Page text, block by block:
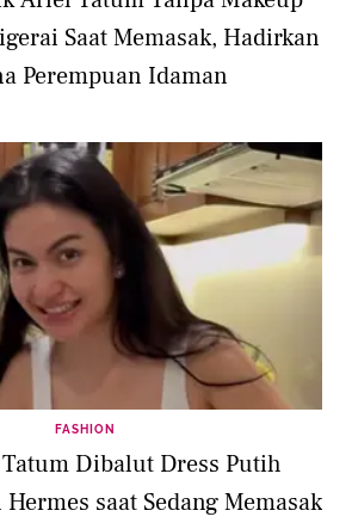
Saat Memasak, Hadirkan
Perempuan Idaman
FASHION
Dibalut Dress Putih
saat Sedang Memasak